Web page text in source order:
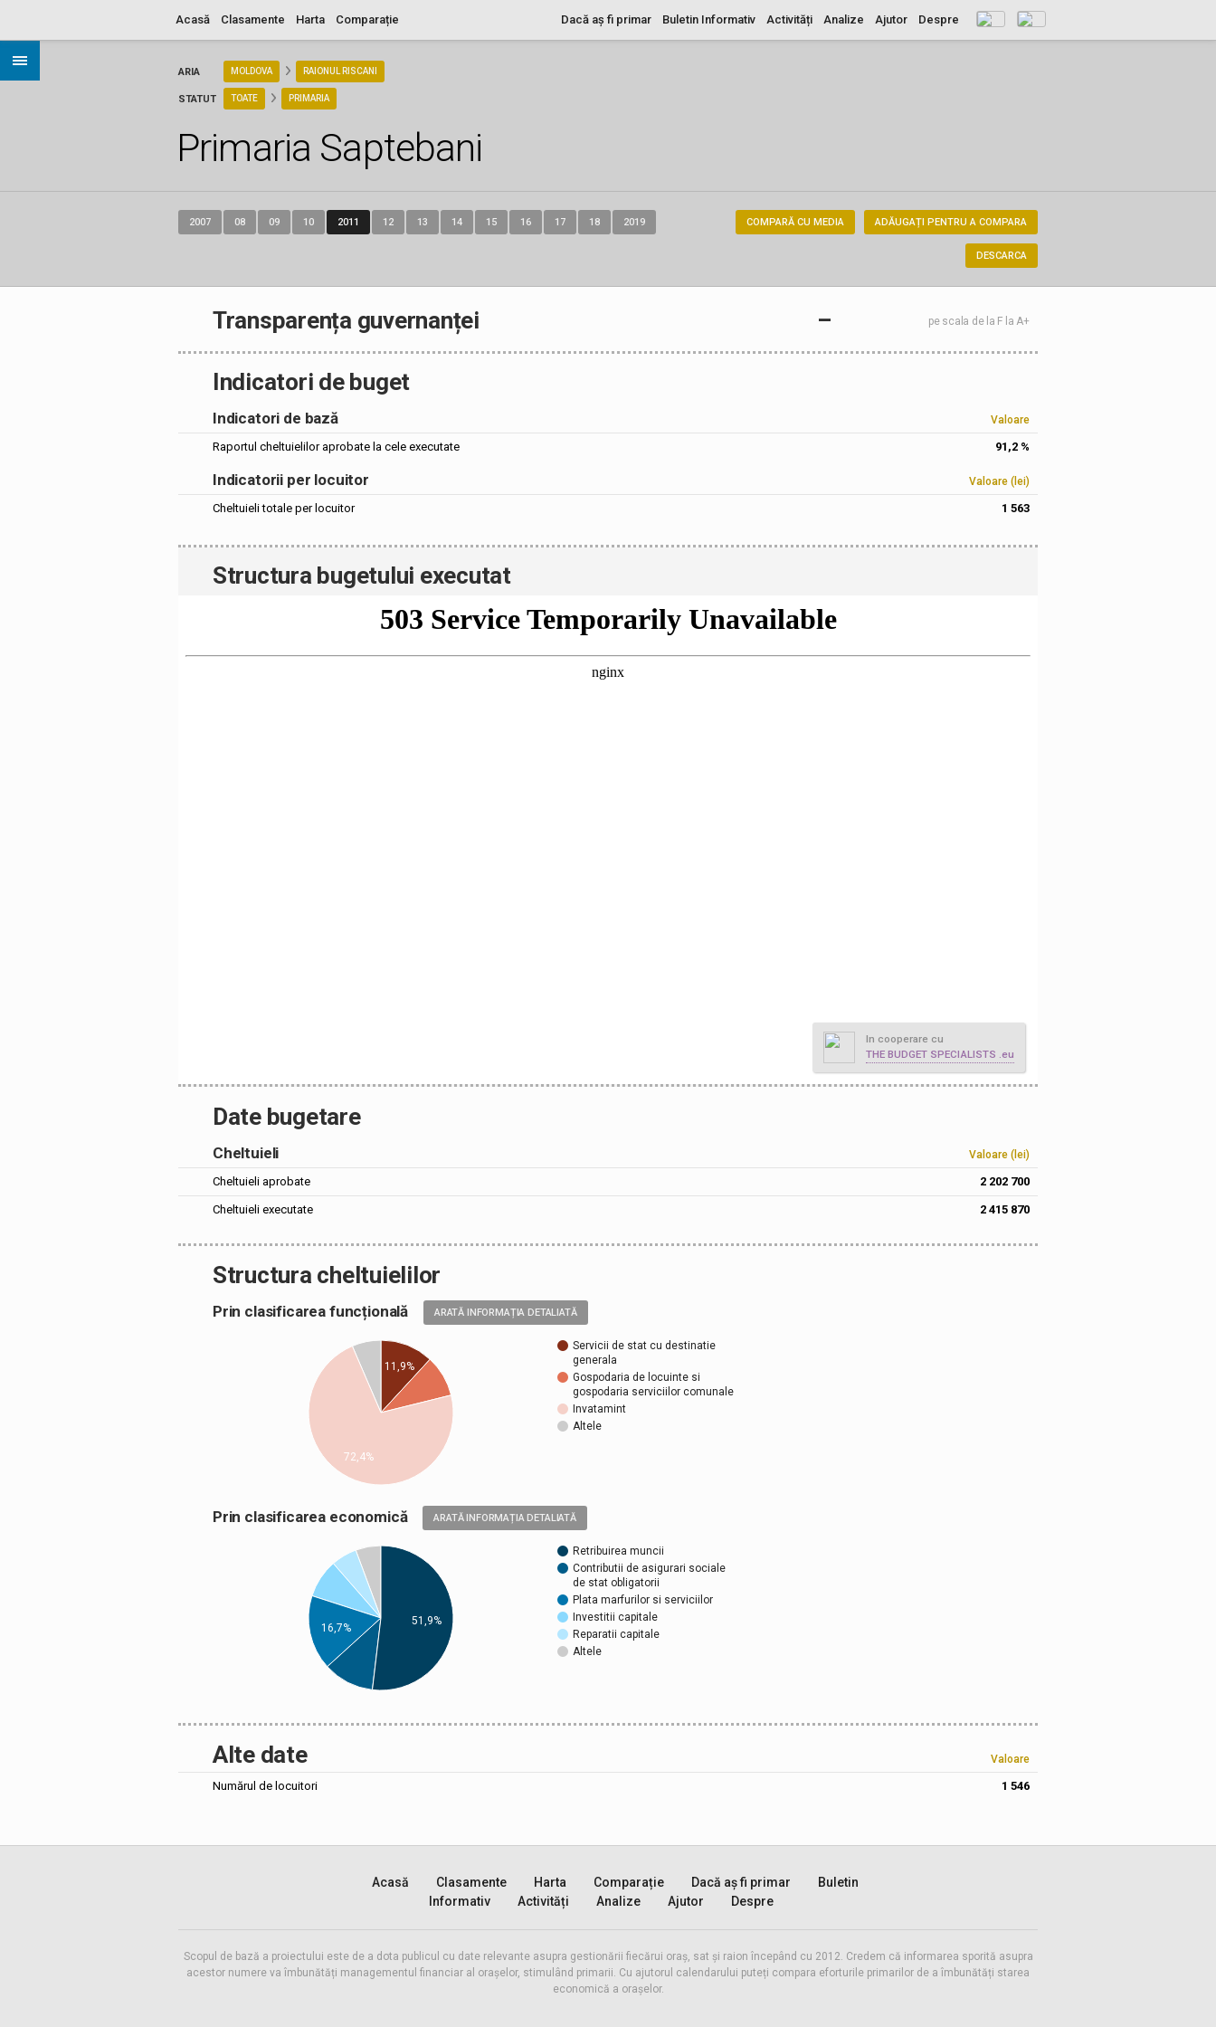
Acasă Despre
Clasamente Ajutor
Analize
Harta Activități
Buletin Informativ
Comparație Dacă aș fi primar
ARIA
STATUT
MOLDOVA RAIONUL RISCANI
TOATE PRIMARIA
Primaria Saptebani
2007 08 09 10 2011 12 13 14 15 16 17 18 2019 ADĂUGAȚI PENTRU A COMPARA
COMPARĂ CU MEDIA
DESCARCA
Transparența guvernanței – pe scala de la F la A+
Indicatori de buget
Indicatori de bază Valoare
Raportul cheltuielilor aprobate la cele executate 91,2 %
Indicatorii per locuitor Valoare (lei)
Cheltuieli totale per locuitor 1 563
Structura bugetului executat
In cooperare cu
THE BUDGET SPECIALISTS .eu
Date bugetare
Cheltuieli Valoare (lei)
Cheltuieli aprobate 2 202 700
Cheltuieli executate 2 415 870
Structura cheltuielilor
Prin clasificarea funcțională ARATĂ INFORMAȚIA DETALIATĂ
Servicii de stat cu destinatie
generala
Gospodaria de locuinte si
gospodaria serviciilor comunale
Invatamint
Altele
11,9%
72,4%
Prin clasificarea economică ARATĂ INFORMAȚIA DETALIATĂ
Retribuirea muncii
Contributii de asigurari sociale
de stat obligatorii
Plata marfurilor si serviciilor
Investitii capitale
Reparatii capitale
Altele
16,7%
51,9%
Alte date Valoare
Numărul de locuitori 1 546
Acasă Clasamente Harta Comparație Dacă aș fi primar
Buletin
Informativ
Activități Analize Ajutor Despre
Scopul de bază a proiectului este de a dota publicul cu date relevante asupra gestionării fiecărui oraș, sat și raion începând cu 2012. Credem că informarea sporită asupra
acestor numere va îmbunătăți managementul financiar al orașelor, stimulând primarii. Cu ajutorul calendarului puteți compara eforturile primarilor de a îmbunătăți starea
economică a orașelor.